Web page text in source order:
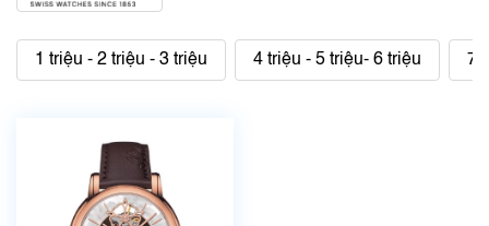
1 triệu - 2 triệu - 3 triệu 4 triệu - 5 triệu- 6 triệu 7